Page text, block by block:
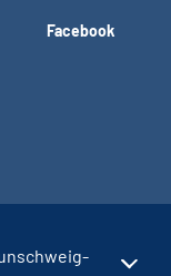
Facebook